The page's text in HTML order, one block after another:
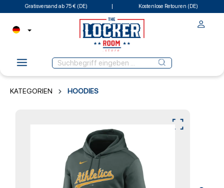
Gratisversand ab 75 € (DE) Kostenlose Retouren (DE)
KATEGORIEN HOODIES